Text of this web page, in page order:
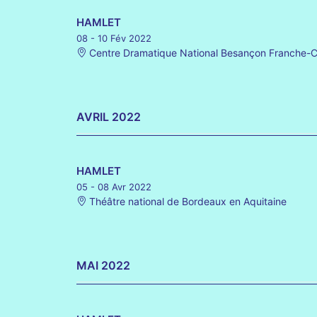
HAMLET
08 - 10 Fév 2022
Centre Dramatique National Besançon Franche-
AVRIL 2022
HAMLET
05 - 08 Avr 2022
Théâtre national de Bordeaux en Aquitaine
MAI 2022